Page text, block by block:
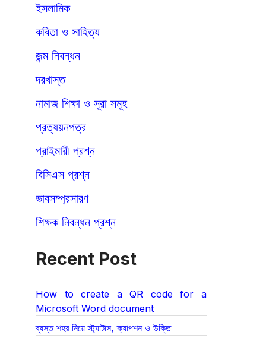
ইসলামিক
কবিতা ও সাহিত্য
জন্ম নিবন্ধন
দরখাস্ত
নামাজ শিক্ষা ও সূরা সমূহ
প্রত্যয়নপত্র
প্রাইমারী প্রশ্ন
বিসিএস প্রশ্ন
ভাবসম্প্রসারণ
শিক্ষক নিবন্ধন প্রশ্ন
Recent Post
How to create a QR code for a
Microsoft Word document
ব্যস্ত শহর নিয়ে স্ট্যাটাস, ক্যাপশন ও উক্তি